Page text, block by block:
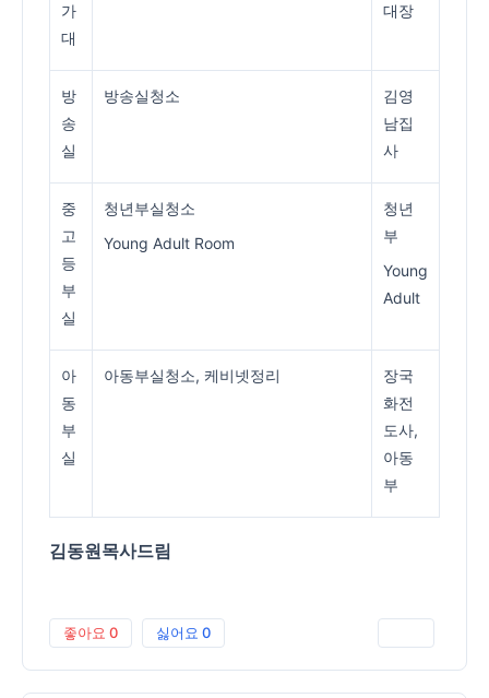
가
대
대장
방
송
실
방송실청소
김영
남집
사
중
고
등
부
실
청년부실청소
Young Adult Room
청년
부
Young
Adult
아
동
부
실
아동부실청소, 케비넷정리
장국
화전
도사,
아동
부
김동원목사드림
좋아요 0 싫어요 0